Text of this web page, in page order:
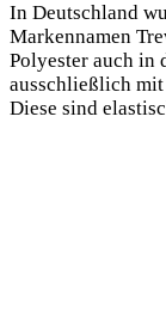
In Deutschland
Markennamen
Polyester auch in
ausschließlich
Diese sind